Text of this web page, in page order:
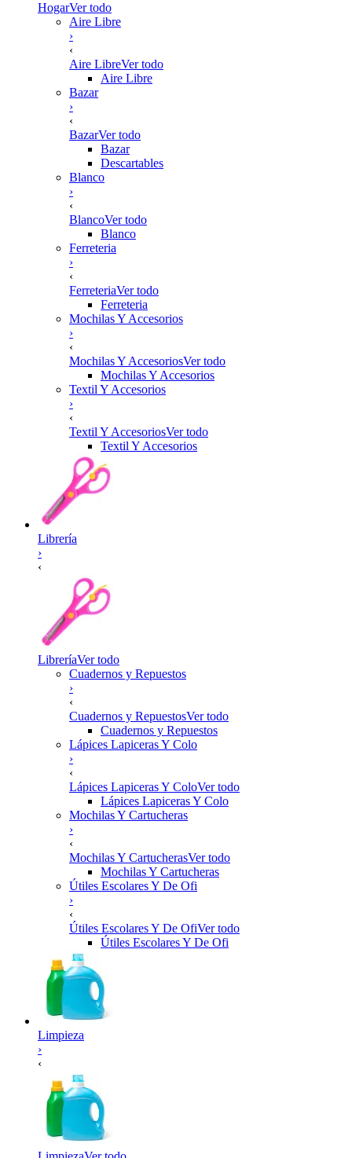
HogarVer todo
Aire Libre
›
‹
Aire LibreVer todo
Aire Libre
Bazar
›
‹
BazarVer todo
Bazar
Descartables
Blanco
›
‹
BlancoVer todo
Blanco
Ferreteria
›
‹
FerreteriaVer todo
Ferreteria
Mochilas Y Accesorios
›
‹
Mochilas Y AccesoriosVer todo
Mochilas Y Accesorios
Textil Y Accesorios
›
‹
Textil Y AccesoriosVer todo
Textil Y Accesorios
Librería
›
‹
LibreríaVer todo
Cuadernos y Repuestos
›
‹
Cuadernos y RepuestosVer todo
Cuadernos y Repuestos
Lápices Lapiceras Y Colo
›
‹
Lápices Lapiceras Y ColoVer todo
Lápices Lapiceras Y Colo
Mochilas Y Cartucheras
›
‹
Mochilas Y CartucherasVer todo
Mochilas Y Cartucheras
Útiles Escolares Y De Ofi
›
‹
Útiles Escolares Y De OfiVer todo
Útiles Escolares Y De Ofi
Limpieza
›
‹